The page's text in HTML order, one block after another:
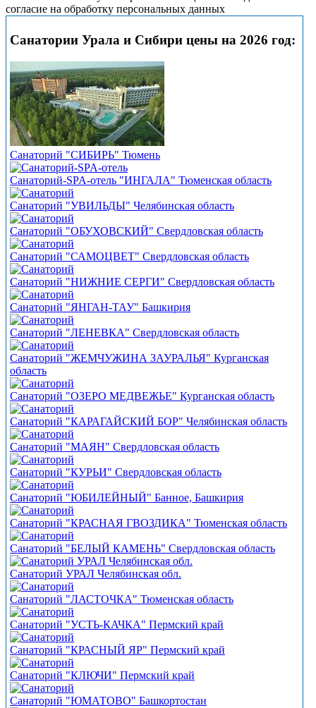
согласие на обработку персональных данных
Санатории Урала и Сибири цены на 2026 год:
Санаторий "СИБИРЬ" Тюмень
Санаторий-SPA-отель "ИНГАЛА" Тюменская область
Санаторий "УВИЛЬДЫ" Челябинская область
Санаторий "ОБУХОВСКИЙ" Свердловская область
Санаторий "САМОЦВЕТ" Свердловская область
Санаторий "НИЖНИЕ СЕРГИ" Свердловская область
Санаторий "ЯНГАН-ТАУ" Башкирия
Санаторий "ЛЕНЕВКА" Свердловская область
Санаторий "ЖЕМЧУЖИНА ЗАУРАЛЬЯ" Курганская
область
Санаторий "ОЗЕРО МЕДВЕЖЬЕ" Курганская область
Санаторий "КАРАГАЙСКИЙ БОР" Челябинская область
Санаторий "МАЯН" Свердловская область
Санаторий "КУРЬИ" Свердловская область
Санаторий "ЮБИЛЕЙНЫЙ" Банное, Башкирия
Санаторий "КРАСНАЯ ГВОЗДИКА" Тюменская область
Санаторий "БЕЛЫЙ КАМЕНЬ" Свердловская область
Санаторий УРАЛ Челябинская обл.
Санаторий "ЛАСТОЧКА" Тюменская область
Санаторий "УСТЬ-КАЧКА" Пермский край
Санаторий "КРАСНЫЙ ЯР" Пермский край
Санаторий "КЛЮЧИ" Пермский край
Санаторий "ЮМАТОВО" Башкортостан